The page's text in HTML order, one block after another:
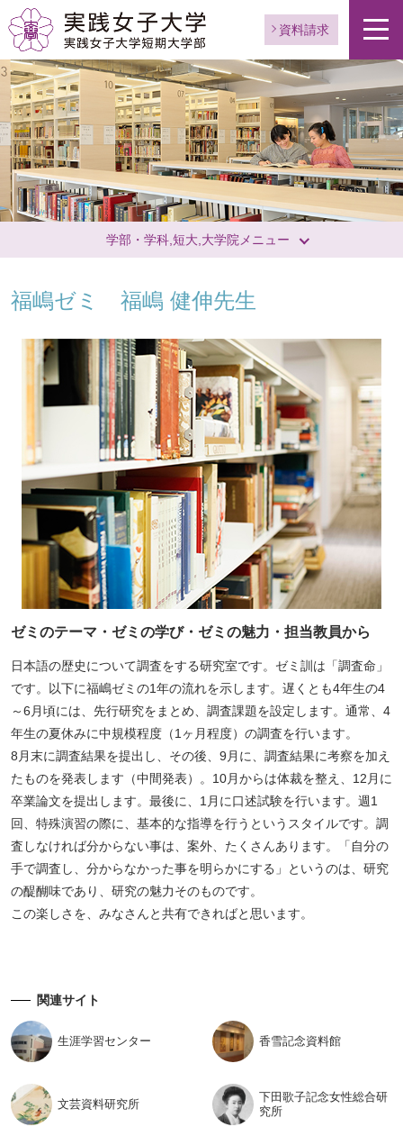
資料請求
学部・学科,短大,大学院メニュー
福嶋ゼミ 福嶋 健伸先生
ゼミのテーマ・ゼミの学び・ゼミの魅力・担当教員から
日本語の歴史について調査をする研究室です。ゼミ訓は「調査命」
です。以下に福嶋ゼミの1年の流れを示します。遅くとも4年生の4
～6月頃には、先行研究をまとめ、調査課題を設定します。通常、4
年生の夏休みに中規模程度（1ヶ月程度）の調査を行います。
8月末に調査結果を提出し、その後、9月に、調査結果に考察を加え
たものを発表します（中間発表）。10月からは体裁を整え、12月に
卒業論文を提出します。最後に、1月に口述試験を行います。週1
回、特殊演習の際に、基本的な指導を行うというスタイルです。調
査しなければ分からない事は、案外、たくさんあります。「自分の
手で調査し、分からなかった事を明らかにする」というのは、研究
の醍醐味であり、研究の魅力そのものです。
この楽しさを、みなさんと共有できればと思います。
関連サイト
生涯学習センター 香雪記念資料館
文芸資料研究所
下田歌子記念女性総合研
究所